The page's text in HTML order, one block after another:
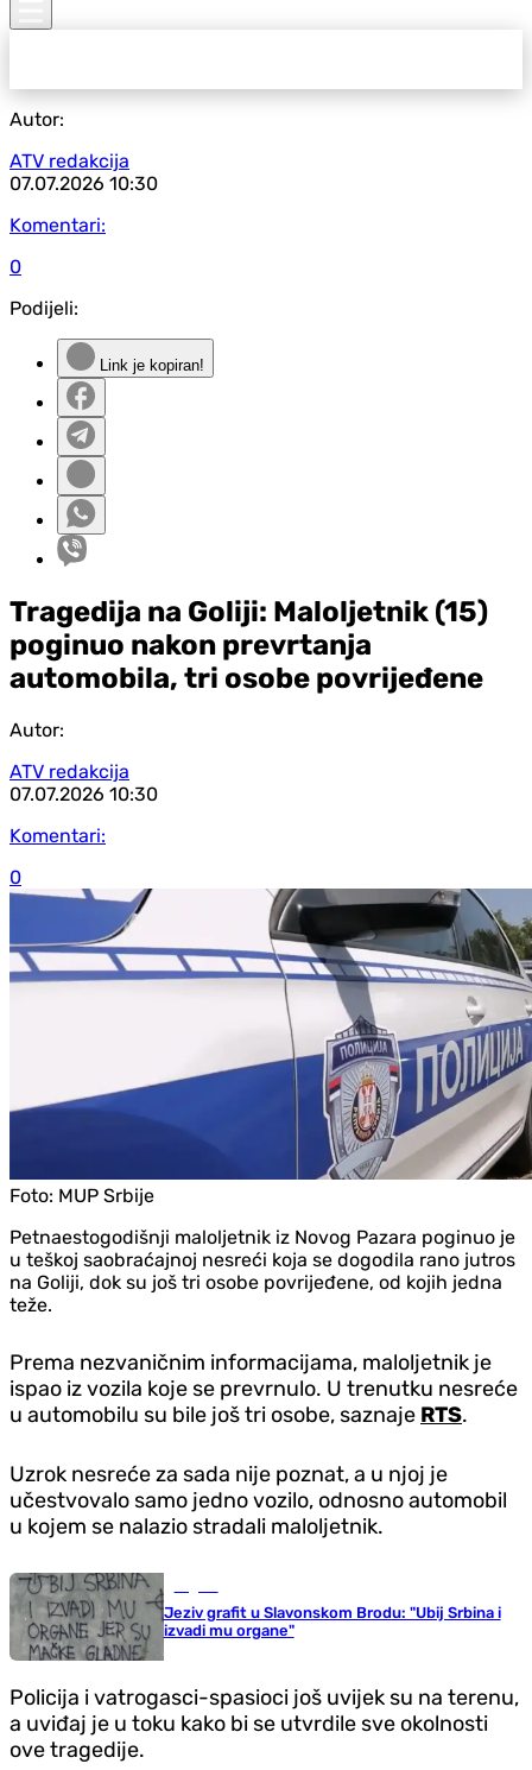
Autor:
ATV redakcija
07.07.2026 10:30
Komentari:
0
Podijeli:
Link je kopiran!
Tragedija na Goliji: Maloljetnik (15)
poginuo nakon prevrtanja
automobila, tri osobe povrijeđene
Autor:
ATV redakcija
07.07.2026 10:30
Komentari:
0
Foto: MUP Srbije
Petnaestogodišnji maloljetnik iz Novog Pazara poginuo je
u teškoj saobraćajnoj nesreći koja se dogodila rano jutros
na Goliji, dok su još tri osobe povrijeđene, od kojih jedna
teže.
Prema nezvaničnim informacijama, maloljetnik je
ispao iz vozila koje se prevrnulo. U trenutku nesreće
u automobilu su bile još tri osobe, saznaje RTS.
Uzrok nesreće za sada nije poznat, a u njoj je
učestvovalo samo jedno vozilo, odnosno automobil
u kojem se nalazio stradali maloljetnik.
Jeziv grafit u Slavonskom Brodu: "Ubij Srbina i
izvadi mu organe"
Policija i vatrogasci-spasioci još uvijek su na terenu,
a uviđaj je u toku kako bi se utvrdile sve okolnosti
ove tragedije.